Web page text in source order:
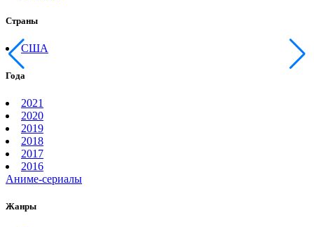
Страны
США
Года
2021
2020
2019
2018
2017
2016
Аниме-сериалы
Жанры